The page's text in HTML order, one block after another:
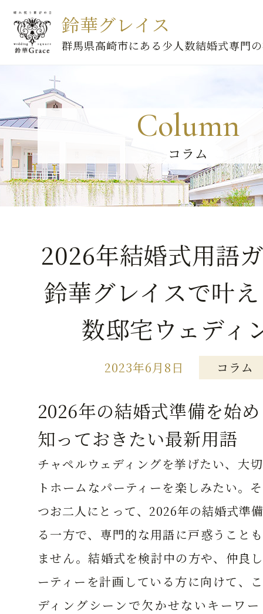
鈴華グレイス
群馬県高崎市にある少人数結婚式専門
Column
コラム
2026年結婚式用語
鈴華グレイスで叶
数邸宅ウェディ
2023年6月8日 コラム
2026年の結婚式準備を始
知っておきたい最新用語
チャペルウェディングを挙げたい、大
トホームなパーティーを楽しみたい。
つお二人にとって、2026年の結婚式準
る一方で、専門的な用語に戸惑うこと
ません。結婚式を検討中の方や、仲良
ーティーを計画している方に向けて、
ディングシーンで欠かせないキーワ